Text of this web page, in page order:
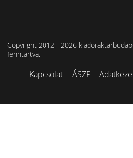
Copyright 2012 - 2026
fenntartva.
Kapcsolat ÁSZF